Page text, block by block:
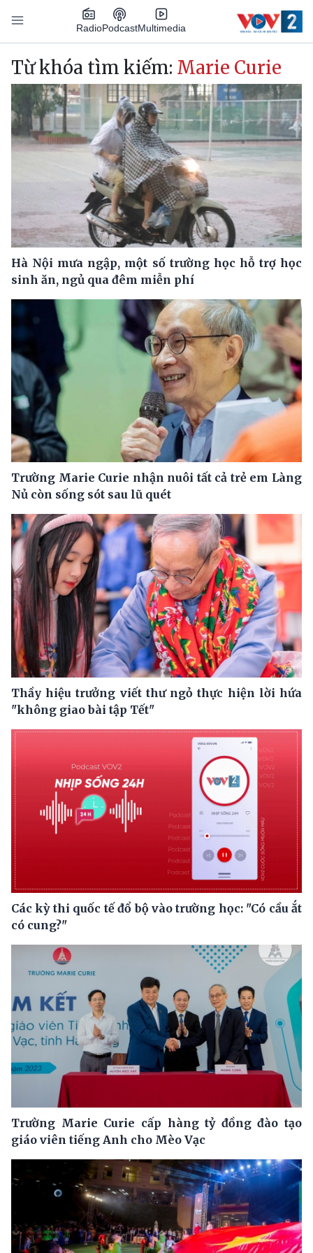
Nhảy đến nội dung
RadioPodcastMultimedia
Main navigation
Từ khóa tìm kiếm: Marie Curie
Hà Nội mưa ngập, một số trường học hỗ trợ học
sinh ăn, ngủ qua đêm miễn phí
Trường Marie Curie nhận nuôi tất cả trẻ em Làng
Nủ còn sống sót sau lũ quét
Thầy hiệu trưởng viết thư ngỏ thực hiện lời hứa
"không giao bài tập Tết"
Các kỳ thi quốc tế đổ bộ vào trường học: "Có cầu ắt
có cung?"
Trường Marie Curie cấp hàng tỷ đồng đào tạo
giáo viên tiếng Anh cho Mèo Vạc